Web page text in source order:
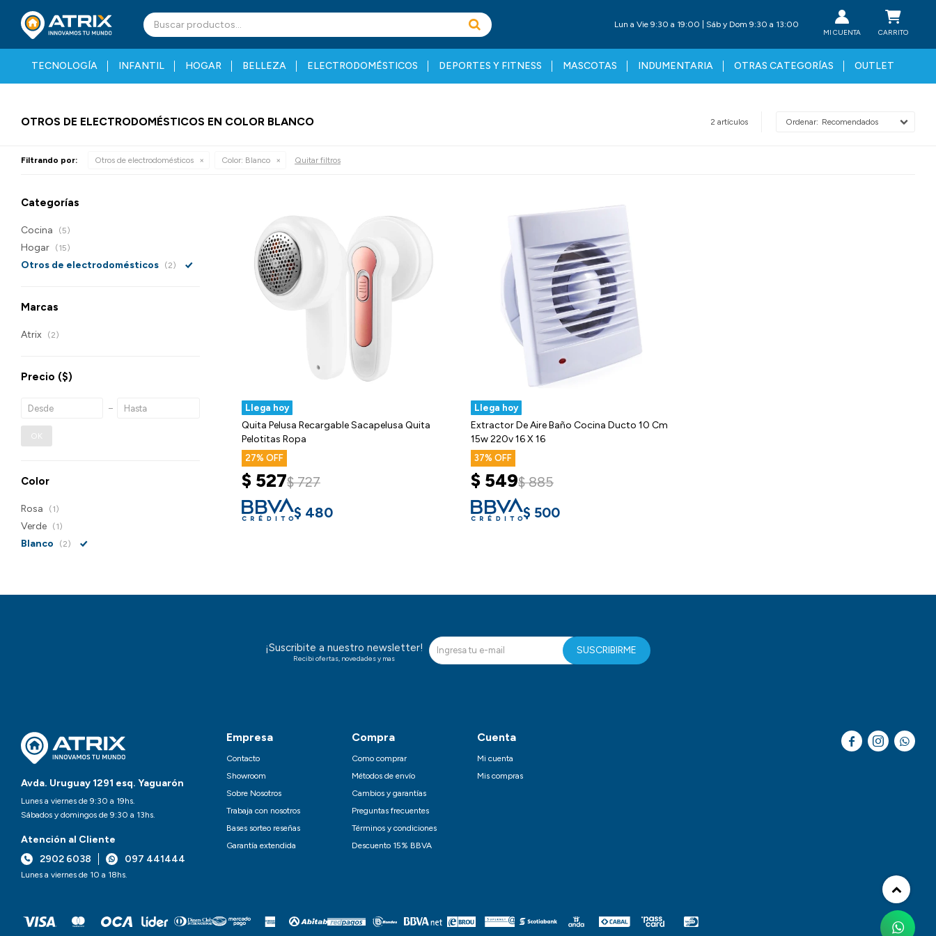
TECNOLOGÍA INFANTIL HOGAR BELLEZA ELECTRODOMÉSTICOS DEPORTES Y FITNESS MASCOTAS INDUMENTARIA OTRAS CATEGORÍAS OUTLET
Lun a Vie 9:30 a 19:00 | Sáb y Dom 9:30 a 13:00
OTROS DE ELECTRODOMÉSTICOS EN COLOR BLANCO 2 artículos Recomendados
Filtrando por: Otros de electrodomésticos Color: Blanco Quitar filtros
Llega hoy
Quita Pelusa Recargable Sacapelusa Quita
Pelotitas Ropa
27
$ 527$ 727
$ 480
Llega hoy
Extractor De Aire Baño Cocina Ducto 10 Cm
15w 220v 16 X 16
37
$ 549$ 885
$ 500
Categorías
Cocina (5)
Hogar (15)
Otros de electrodomésticos (2)
Marcas
Atrix (2)
Precio ($)
OK
Color
Rosa (1)
Verde (1)
Blanco (2)
Avda. Uruguay 1291 esq. Yaguarón
Lunes a viernes de 9:30 a 19hs.
Sábados y domingos de 9:30 a 13hs.
Atención al Cliente
2902 6038
097 441444
Lunes a viernes de 10 a 18hs.
Empresa
Contacto
Showroom
Sobre Nosotros
Trabaja con nosotros
Bases sorteo reseñas
Garantía extendida
Compra
Como comprar
Métodos de envío
Cambios y garantías
Preguntas frecuentes
Términos y condiciones
Descuento 15% BBVA
Cuenta
Mi cuenta
Mis compras
¡Suscribite a nuestro newsletter!
Recibi ofertas, novedades y mas
SUSCRIBIRME
  